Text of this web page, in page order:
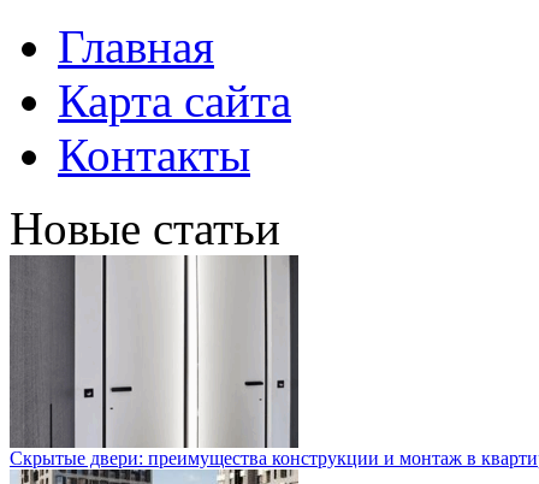
Главная
Карта сайта
Контакты
Новые статьи
Скрытые двери: преимущества конструкции и монтаж в